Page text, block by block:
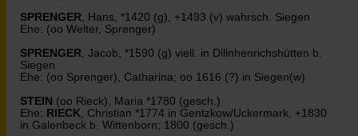
SPRENGER, Hans, *1420 (g), +1493 (v) wahrsch. Siegen
Ehe: (oo Welter, Sprenger)
SPRENGER, Jacob, *1590 (g) viell. in Dillnhenrichshütten b.
Siegen
Ehe: (oo Sprenger), Catharina; oo 1616 (?) in Siegen(w)
STEIN (oo Rieck), Maria *1780 (gesch.)
Ehe: RIECK, Christian *1774 in Gentzkow/Uckermark, +1830
in Galenbeck b. Wittenborn; 1800 (gesch.)